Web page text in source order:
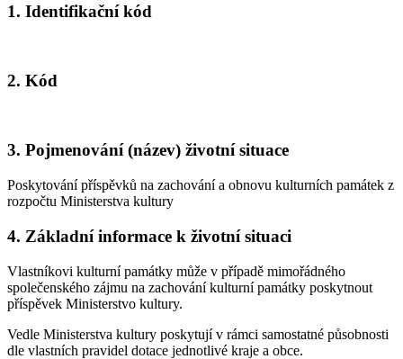
1. Identifikační kód
2. Kód
3. Pojmenování (název) životní situace
Poskytování příspěvků na zachování a obnovu kulturních památek z
rozpočtu Ministerstva kultury
4. Základní informace k životní situaci
Vlastníkovi kulturní památky může v případě mimořádného
společenského zájmu na zachování kulturní památky poskytnout
příspěvek Ministerstvo kultury.
Vedle Ministerstva kultury poskytují v rámci samostatné působnosti
dle vlastních pravidel dotace jednotlivé kraje a obce.